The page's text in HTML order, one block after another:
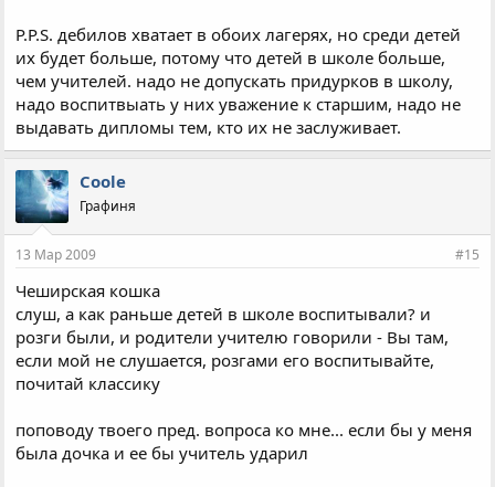
P.P.S. дебилов хватает в обоих лагерях, но среди детей
их будет больше, потому что детей в школе больше,
чем учителей. надо не допускать придурков в школу,
надо воспитвыать у них уважение к старшим, надо не
выдавать дипломы тем, кто их не заслуживает.
Coole
Графиня
13 Мар 2009 #15
Чеширская кошка
слуш, а как раньше детей в школе воспитывали? и
розги были, и родители учителю говорили - Вы там,
если мой не слушается, розгами его воспитывайте,
почитай классику
поповоду твоего пред. вопроса ко мне... если бы у меня
была дочка и ее бы учитель ударил